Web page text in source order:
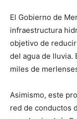
El Gobierno de
infraestructura
objetivo de
del agua de lluvia.
miles de
Asimismo, este
red de conductos